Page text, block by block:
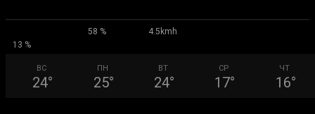
58 %
4.5kmh
13 %
ВС
24°
ПН
25°
ВТ
24°
СР
17°
ЧТ
16°